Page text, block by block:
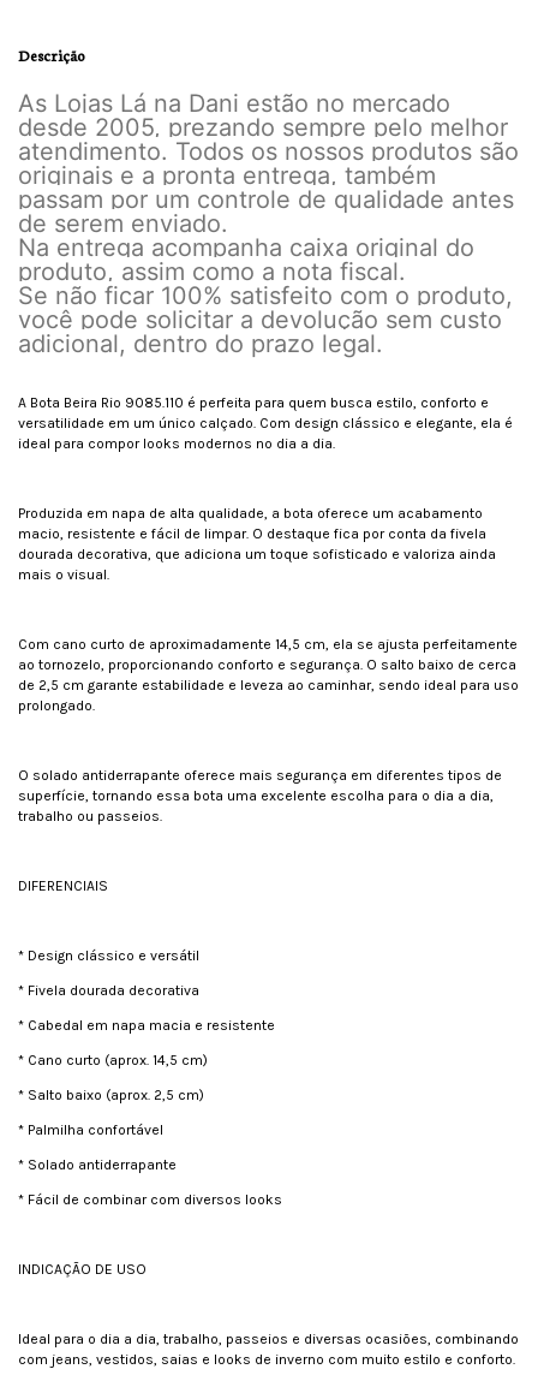
Descrição
As Lojas Lá na Dani estão no mercado
desde 2005, prezando sempre pelo melhor
atendimento. Todos os nossos produtos são
originais e a pronta entrega, também
passam por um controle de qualidade antes
de serem enviado.
Na entrega acompanha caixa original do
produto, assim como a nota fiscal.
Se não ficar 100% satisfeito com o produto,
você pode solicitar a devolução sem custo
adicional, dentro do prazo legal.
A Bota Beira Rio 9085.110 é perfeita para quem busca estilo, conforto e
versatilidade em um único calçado. Com design clássico e elegante, ela é
ideal para compor looks modernos no dia a dia.
Produzida em napa de alta qualidade, a bota oferece um acabamento
macio, resistente e fácil de limpar. O destaque fica por conta da fivela
dourada decorativa, que adiciona um toque sofisticado e valoriza ainda
mais o visual.
Com cano curto de aproximadamente 14,5 cm, ela se ajusta perfeitamente
ao tornozelo, proporcionando conforto e segurança. O salto baixo de cerca
de 2,5 cm garante estabilidade e leveza ao caminhar, sendo ideal para uso
prolongado.
O solado antiderrapante oferece mais segurança em diferentes tipos de
superfície, tornando essa bota uma excelente escolha para o dia a dia,
trabalho ou passeios.
DIFERENCIAIS
* Design clássico e versátil
* Fivela dourada decorativa
* Cabedal em napa macia e resistente
* Cano curto (aprox. 14,5 cm)
* Salto baixo (aprox. 2,5 cm)
* Palmilha confortável
* Solado antiderrapante
* Fácil de combinar com diversos looks
INDICAÇÃO DE USO
Ideal para o dia a dia, trabalho, passeios e diversas ocasiões, combinando
com jeans, vestidos, saias e looks de inverno com muito estilo e conforto.